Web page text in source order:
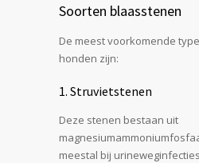
Soorten blaasstenen
De meest voorkomende
honden zijn:
1. Struvietstenen
Deze stenen bestaan uit
meestal bij